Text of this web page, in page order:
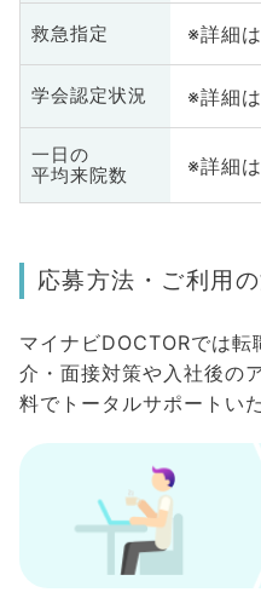
救急指定 ※詳細
学会認定状況 ※詳細
一日の
平均来院数
※詳細
応募方法・ご利用
マイナビDOCTORでは
介・面接対策や入社後の
料でトータルサポートい